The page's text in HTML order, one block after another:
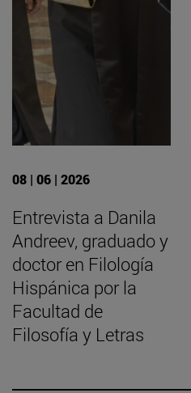
08 | 06 | 2026
Entrevista a Danila
Andreev, graduado y
doctor en Filología
Hispánica por la
Facultad de
Filosofía y Letras